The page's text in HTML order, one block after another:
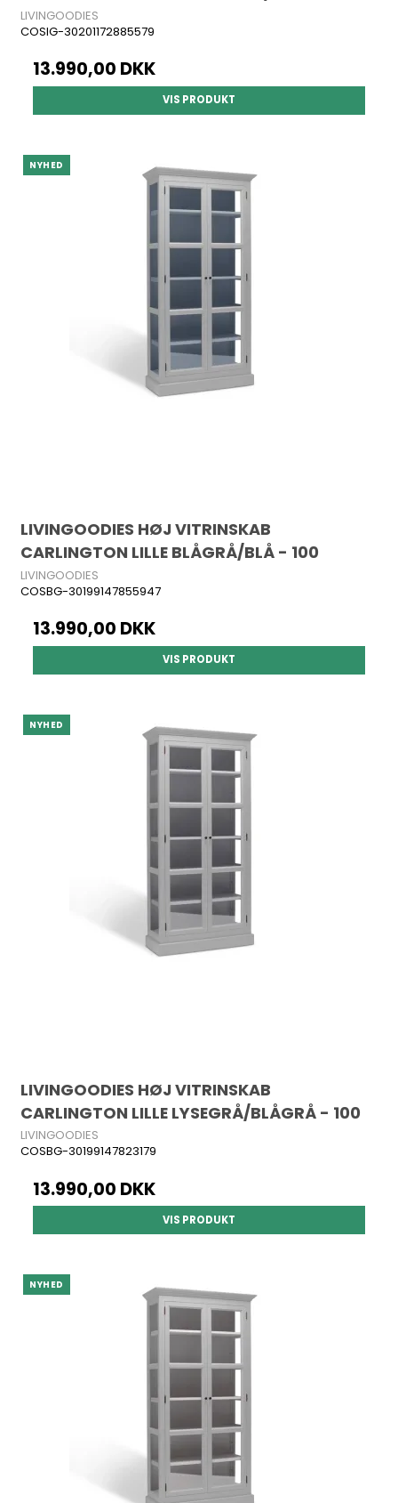
LIVINGOODIES
COSIG-30201172885579
13.990,00 DKK
VIS PRODUKT
NYHED
LIVINGOODIES HØJ VITRINSKAB
CARLINGTON LILLE BLÅGRÅ/BLÅ - 100
LIVINGOODIES
COSBG-30199147855947
13.990,00 DKK
VIS PRODUKT
NYHED
LIVINGOODIES HØJ VITRINSKAB
CARLINGTON LILLE LYSEGRÅ/BLÅGRÅ - 100
LIVINGOODIES
COSBG-30199147823179
13.990,00 DKK
VIS PRODUKT
NYHED